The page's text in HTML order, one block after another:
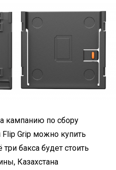
кампанию по сбору
Flip Grip можно купить
бакса будет стоить
Казахстана